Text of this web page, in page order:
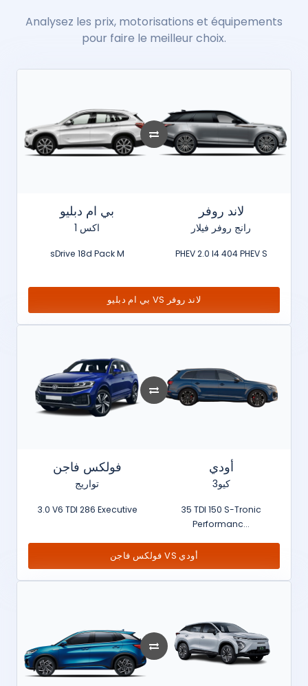
Analysez les prix, motorisations et équipements
pour faire le meilleur choix.
بي ام دبليو
اكس 1
sDrive 18d Pack M
لاند روفر
رانج روفر فيلار
PHEV 2.0 I4 404 PHEV S
بي ام دبليو VS لاند روفر
فولكس فاجن
تواريج
3.0 V6 TDI 286 Executive
أودي
كيو3
35 TDI 150 S-Tronic
Performanc...
فولكس فاجن VS أودي